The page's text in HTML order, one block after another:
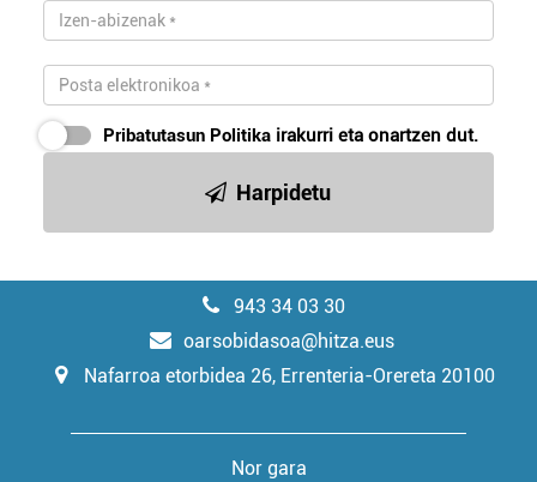
Pribatutasun Politika irakurri eta onartzen dut.
Harpidetu
943 34 03 30
oarsobidasoa@hitza.eus
Nafarroa etorbidea 26, Errenteria-Orereta 20100
Nor gara